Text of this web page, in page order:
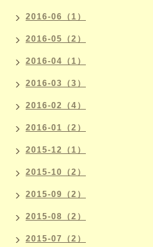
2016-06（1）
2016-05（2）
2016-04（1）
2016-03（3）
2016-02（4）
2016-01（2）
2015-12（1）
2015-10（2）
2015-09（2）
2015-08（2）
2015-07（2）